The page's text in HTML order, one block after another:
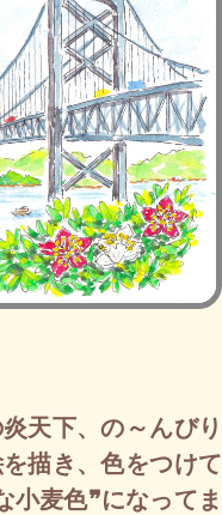
天下、の～んびり
描き、色をつけて
麦色❞になってま